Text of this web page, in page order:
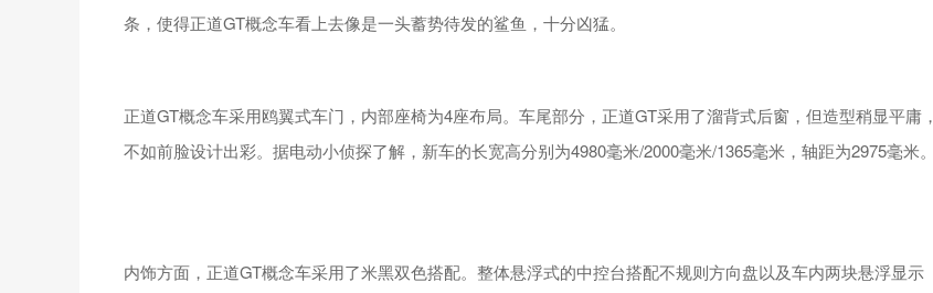
条，使得正道GT概念车看上去像是一头蓄势待发的鲨鱼，十分凶猛。
正道GT概念车采用鸥翼式车门，内部座椅为4座布局。车尾部分，正道GT采用了溜背式后窗，但造型稍显平庸，
不如前脸设计出彩。据电动小侦探了解，新车的长宽高分别为4980毫米/2000毫米/1365毫米，轴距为2975毫米。
内饰方面，正道GT概念车采用了米黑双色搭配。整体悬浮式的中控台搭配不规则方向盘以及车内两块悬浮显示